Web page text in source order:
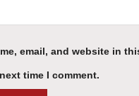
email, and website in
time I comment.